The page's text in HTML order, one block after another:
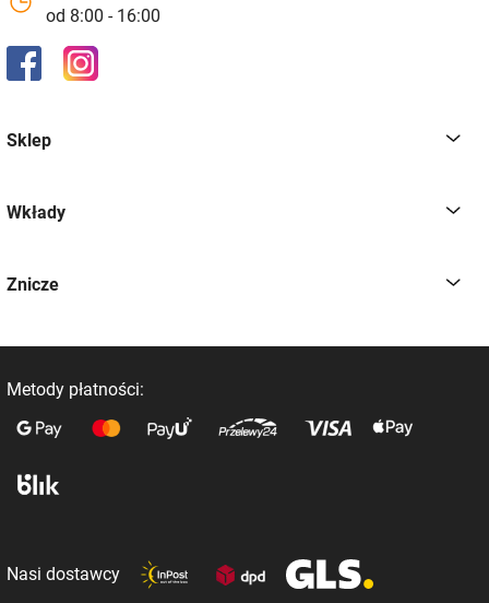
od 8:00 - 16:00
Sklep
Wkłady
Znicze
Metody płatności:
Nasi dostawcy